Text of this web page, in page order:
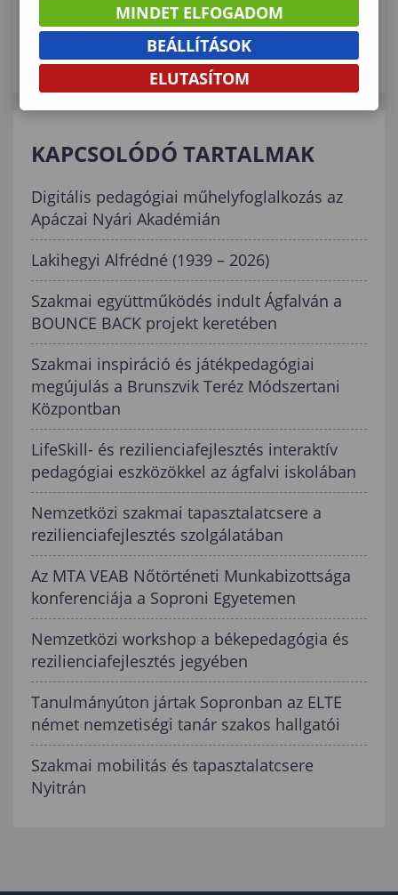
KAPCSOLÓDÓ ELÉRHETŐSÉGEK
KAPCSOLÓDÓ TARTALMAK
Digitális pedagógiai műhelyfoglalkozás az
Apáczai Nyári Akadémián
Lakihegyi Alfrédné (1939 – 2026)
Szakmai együttműködés indult Ágfalván a
BOUNCE BACK projekt keretében
Szakmai inspiráció és játékpedagógiai
megújulás a Brunszvik Teréz Módszertani
Központban
LifeSkill- és rezilienciafejlesztés interaktív
pedagógiai eszközökkel az ágfalvi iskolában
Nemzetközi szakmai tapasztalatcsere a
rezilienciafejlesztés szolgálatában
Az MTA VEAB Nőtörténeti Munkabizottsága
konferenciája a Soproni Egyetemen
Nemzetközi workshop a békepedagógia és
rezilienciafejlesztés jegyében
Tanulmányúton jártak Sopronban az ELTE
német nemzetiségi tanár szakos hallgatói
Szakmai mobilitás és tapasztalatcsere
Nyitrán
MINDET ELFOGADOM
BEÁLLÍTÁSOK
ELUTASÍTOM